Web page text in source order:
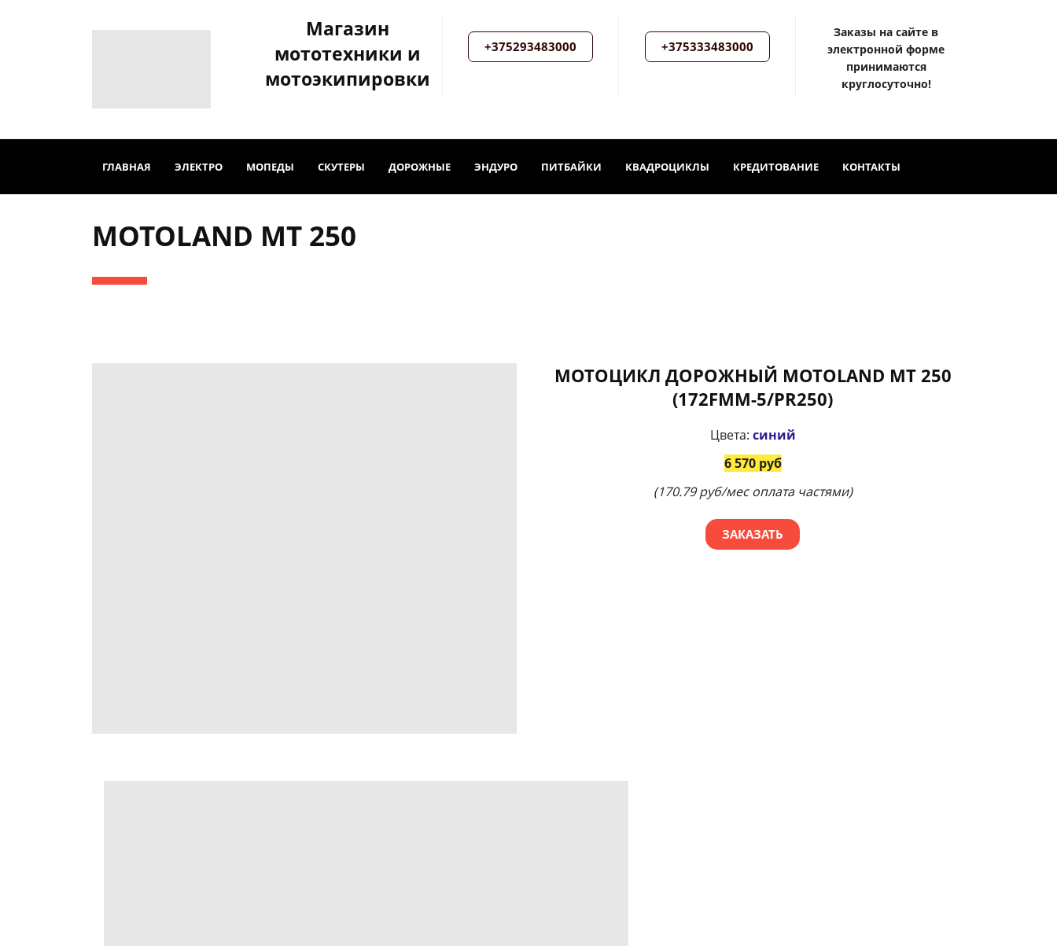
Магазин
мототехники и
мотоэкипировки
+375293483000 +375333483000
Заказы на сайте в
электронной форме
принимаются
круглосуточно!
ГЛАВНАЯ ЭЛЕКТРО МОПЕДЫ СКУТЕРЫ ДОРОЖНЫЕ ЭНДУРО ПИТБАЙКИ КВАДРОЦИКЛЫ КРЕДИТОВАНИЕ КОНТАКТЫ
MOTOLAND MT 250
МОТОЦИКЛ ДОРОЖНЫЙ MOTOLAND MT 250
(172FMM-5/PR250)
Цвета: синий
6 570 руб
(170.79 руб/мес оплата частями)
ЗАКАЗАТЬ